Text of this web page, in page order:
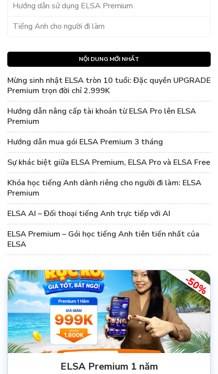
Hướng dẫn sử dụng ELSA Premium
Tiếng Anh cho người đi làm
NỘI DUNG MỚI NHẤT
Mừng sinh nhật ELSA tròn 10 tuổi: Đặc quyền UPGRADE
Premium trọn đời chỉ 2.999K
Hướng dẫn nâng cấp tài khoản từ ELSA Pro lên ELSA
Premium
Hướng dẫn mua gói ELSA Premium 3 tháng
Sự khác biệt giữa ELSA Premium, ELSA Pro và ELSA Free
Khóa học tiếng Anh dành riêng cho người đi làm: ELSA
Premium
ELSA AI – Đối thoại tiếng Anh trực tiếp với AI
ELSA Premium – Gói học tiếng Anh tiên tiến nhất của
ELSA
-50%
ELSA Premium 1 năm